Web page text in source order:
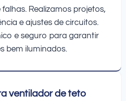
Realizamos projetos,
e ajustes de circuitos.
e seguro para garantir
bem iluminados.
ventilador de teto